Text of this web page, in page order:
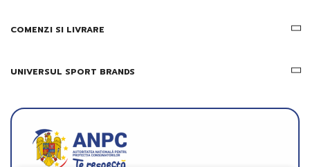
COMENZI SI LIVRARE
UNIVERSUL SPORT BRANDS